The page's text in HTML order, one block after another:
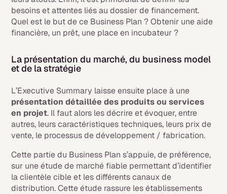
besoins et attentes liés au dossier de financement.
Quel est le but de ce Business Plan ? Obtenir une aide
financière, un prêt, une place en incubateur ?
La présentation du marché, du business model
et de la stratégie
L’Executive Summary laisse ensuite place à une
présentation détaillée des produits ou services
en projet. Il faut alors les décrire et évoquer, entre
autres, leurs caractéristiques techniques, leurs prix de
vente, le processus de développement / fabrication.
Cette partie du Business Plan s’appuie, de préférence,
sur une étude de marché fiable permettant d’identifier
la clientèle cible et les différents canaux de
distribution. Cette étude rassure les établissements